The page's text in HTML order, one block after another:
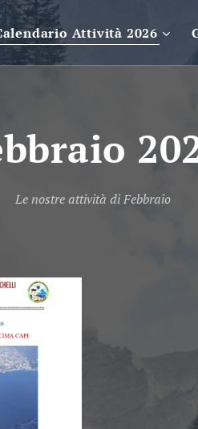
Attività 2026
Le nostre attività di Febbraio